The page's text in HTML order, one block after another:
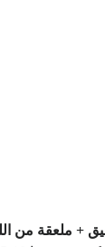
+ ملعقة من